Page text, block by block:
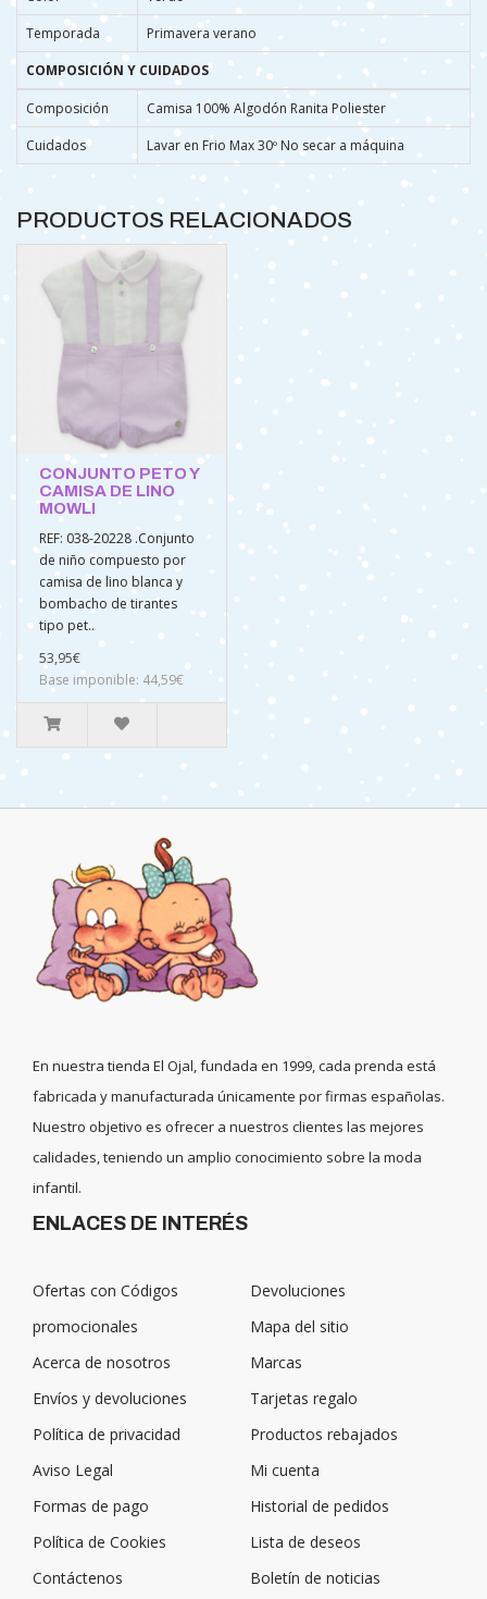
Temporada
Primavera verano
COMPOSICIÓN Y CUIDADOS
Composición
Camisa 100% Algodón Ranita Poliester
Cuidados
Lavar en Frio Max 30º No secar a máquina
PRODUCTOS RELACIONADOS
CONJUNTO PETO Y
CAMISA DE LINO
MOWLI
REF: 038-20228 .Conjunto
de niño compuesto por
camisa de lino blanca y
bombacho de tirantes
tipo pet..
53,95€
Base imponible: 44,59€
En nuestra tienda El Ojal, fundada en 1999, cada prenda está
fabricada y manufacturada únicamente por firmas españolas.
Nuestro objetivo es ofrecer a nuestros clientes las mejores
calidades, teniendo un amplio conocimiento sobre la moda
infantil.
ENLACES DE INTERÉS
Ofertas con Códigos
promocionales
Acerca de nosotros
Envíos y devoluciones
Política de privacidad
Aviso Legal
Formas de pago
Política de Cookies
Contáctenos
Devoluciones
Mapa del sitio
Marcas
Tarjetas regalo
Productos rebajados
Mi cuenta
Historial de pedidos
Lista de deseos
Boletín de noticias